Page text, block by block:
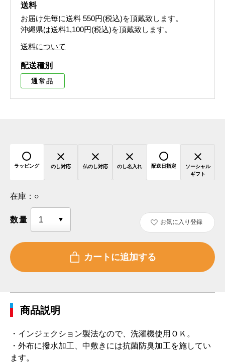
送料
お届け先毎に送料 550円(税込)を頂戴致します。
沖縄県は送料1,100円(税込)を頂戴致します。
送料について
配送種別
通常品
ラッピング のし対応 仏のし対応 のし名入れ 配送日指定
ソーシャル
ギフト
在庫： ○
数量 お気に入り登録
商品説明
・インジェクション製法なので、洗濯機使用ＯＫ。
・外布に撥水加工、中敷きには抗菌防臭加工を施してい
ます。